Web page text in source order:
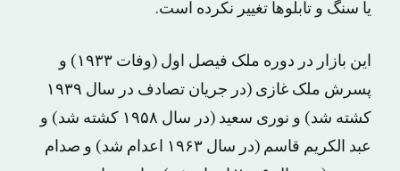
یا سنگ و تابلوها تغییر نکرده است.
این بازار در دوره ملک فیصل اول (وفات ۱۹۳۳) و
پسرش ملک غازی (در جریان تصادف در سال ۱۹۳۹
کشته شد) و نوری سعید (در سال ۱۹۵۸ کشته شد) و
عبد الکریم قاسم (در سال ۱۹۶۳ اعدام شد) و صدام